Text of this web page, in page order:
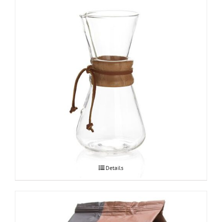
Chemex kohvikann 3tassi
Details